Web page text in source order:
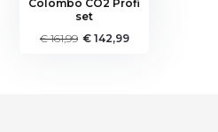
Colombo CO2 Profi
set
€ 161,99 € 142,99